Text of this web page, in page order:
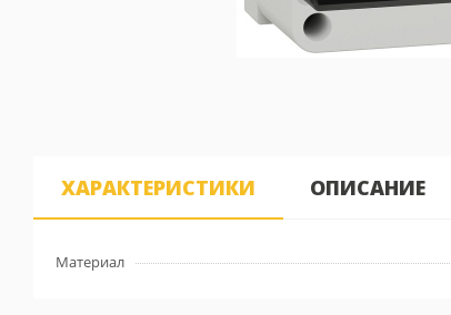
ХАРАКТЕРИСТИКИ ОПИСАНИЕ
Материал